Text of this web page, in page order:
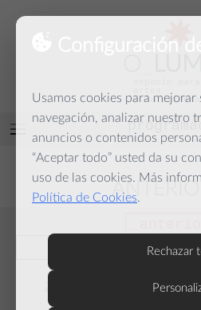
Configuración
Usamos cookies para mejorar
navegación, analizar nuestro
anuncios o contenidos
“Aceptar todo” usted da su
uso de las cookies. Más
Política de Cookies.
Rechazar
y la palabra
2024